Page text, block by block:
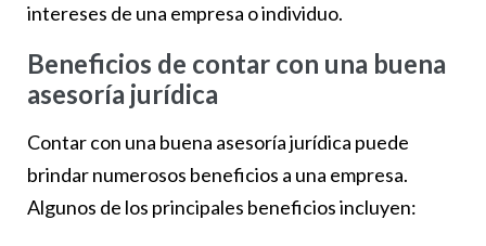
intereses de una empresa o individuo.
Beneficios de contar con una buena
asesoría jurídica
Contar con una buena asesoría jurídica puede
brindar numerosos beneficios a una empresa.
Algunos de los principales beneficios incluyen: